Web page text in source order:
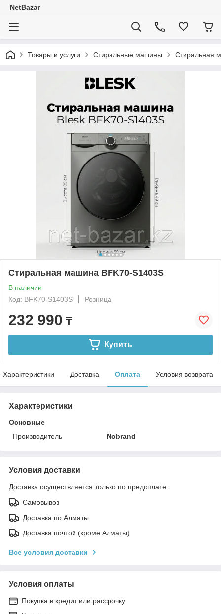
NetBazar
Товары и услуги Стиральные машины Стиральная
Стиральная машина BFK70-S1403S
В наличии
Код: BFK70-S1403S
Розница
232 990 ₸
Купить
Характеристики Доставка Оплата Условия возврата
Характеристики
Основные
Производитель
Nobrand
Условия доставки
Доставка осуществляется только по предоплате.
Самовывоз
Доставка по Алматы
Доставка почтой (кроме Алматы)
Все условия доставки
Условия оплаты
Покупка в кредит или рассрочку